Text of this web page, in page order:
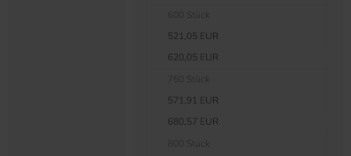
521,05 EUR
620,05 EUR
571,91 EUR
680,57 EUR